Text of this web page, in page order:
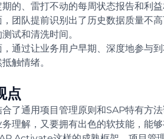
的、雷打不动的每周状态报告和利
团队提前识别出了历史数据质量不
试和清洗时间。
通过让业务用户早期、深度地参与
触情绪。
点
了通用项目管理原则和SAP特有方
理解，又要拥有出色的软技能，能